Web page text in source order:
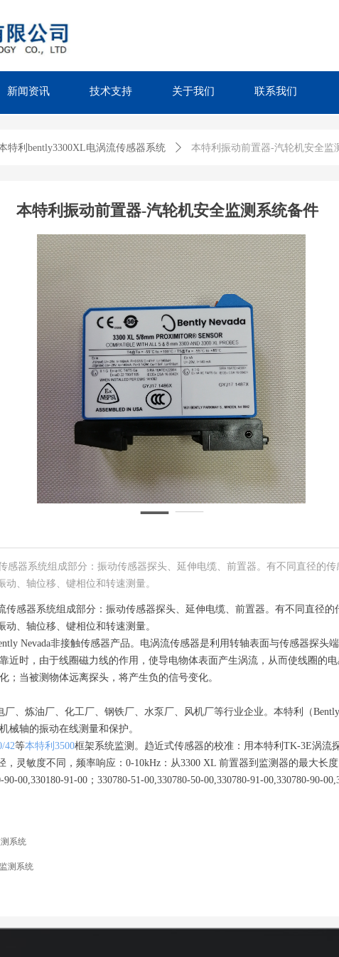
新闻资讯 技术支持 关于我们 联系我们
特利bently3300XL电涡流传感器系统 ꄲ 本特利振动前置器-汽轮机安全监
本特利振动前置器-汽轮机安全监测系统备件
器系统组成部分：振动传感器探头、延伸电缆、前置器。有不同直径的传
、轴位移、键相位和转速测量。
感器系统组成部分：振动传感器探头、延伸电缆、前置器。有不同直径的
、轴位移、键相位和转速测量。
Nevada非接触传感器产品。电涡流传感器是利用转轴表面与传感器探头
近时，由于线圈磁力线的作用，使导电物体表面产生涡流，从而使线圈的
当被测物体远离探头，将产生负的信号变化。
、炼油厂、化工厂、钢铁厂、水泵厂、风机厂等行业企业。本特利（
械轴的振动在线测量和保护。
42等本特利3500框架系统监测。趋近式传感器的校准：用本特利TK-3E涡流
灵敏度不同，频率响应：0-10kHz：从3300 XL 前置器到监测器的最大长
00,330180-91-00；330780-51-00,330780-50-00,330780-91-00,330780-90-
系统
测系统